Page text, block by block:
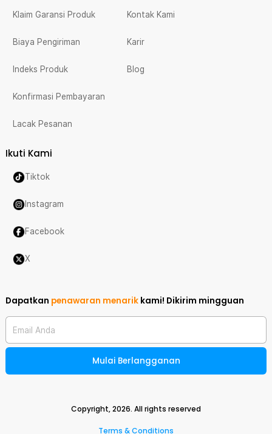
Klaim Garansi Produk
Biaya Pengiriman
Indeks Produk
Konfirmasi Pembayaran
Lacak Pesanan
Kontak Kami
Karir
Blog
Ikuti Kami
Tiktok
Instagram
Facebook
X
Dapatkan penawaran menarik kami! Dikirim mingguan
Email Anda
Mulai Berlangganan
Copyright,2026. All rights reserved
Terms & Conditions